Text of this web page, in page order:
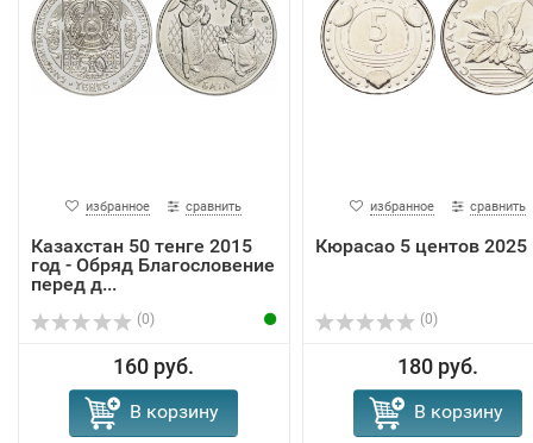
избранное сравнить
Казахстан 50 тенге 2015
год - Обряд Благословение
перед д...
(0)
160 руб.
В корзину
избранное сравнить
Кюрасао 5 центов 2025
(0)
180 руб.
В корзину